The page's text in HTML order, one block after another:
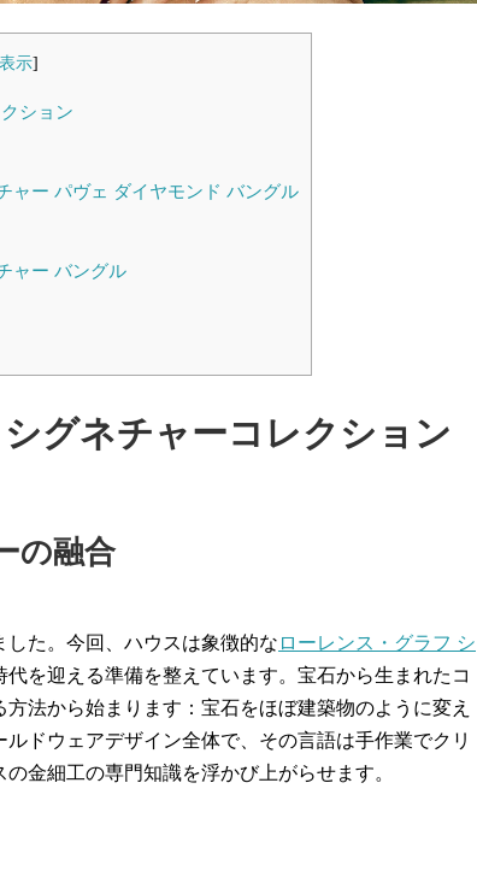
示]
ション
ャー パヴェ ダイヤモンド バングル
ャー バングル
グネチャーコレクション
の融合
した。今回、ハウスは象徴的な ローレンス・グラフ シ
代を迎える準備を整えています。宝石から生まれたコ
法から始まります：宝石をほぼ建築物のように変え
ドウェアデザイン全体で、その言語は手作業でクリ
金細工の専門知識を浮かび上がらせます。